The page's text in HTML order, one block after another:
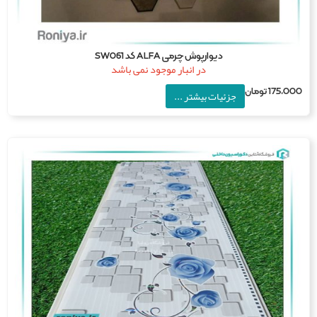
دیوارپوش چرمی ALFA کد SW061
در انبار موجود نمی باشد
تومان جزئیات بیشتر ...